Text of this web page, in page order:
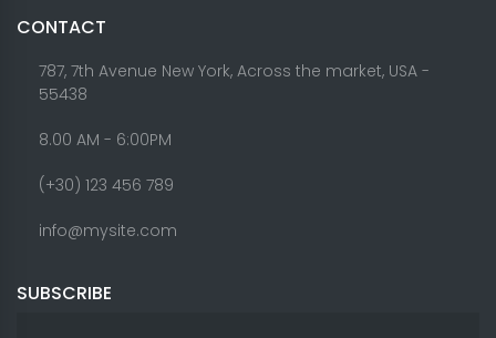
CONTACT
787, 7th Avenue New York, Across the market, USA -
55438
8.00 AM - 6:00PM
(+30) 123 456 789
info@mysite.com
SUBSCRIBE